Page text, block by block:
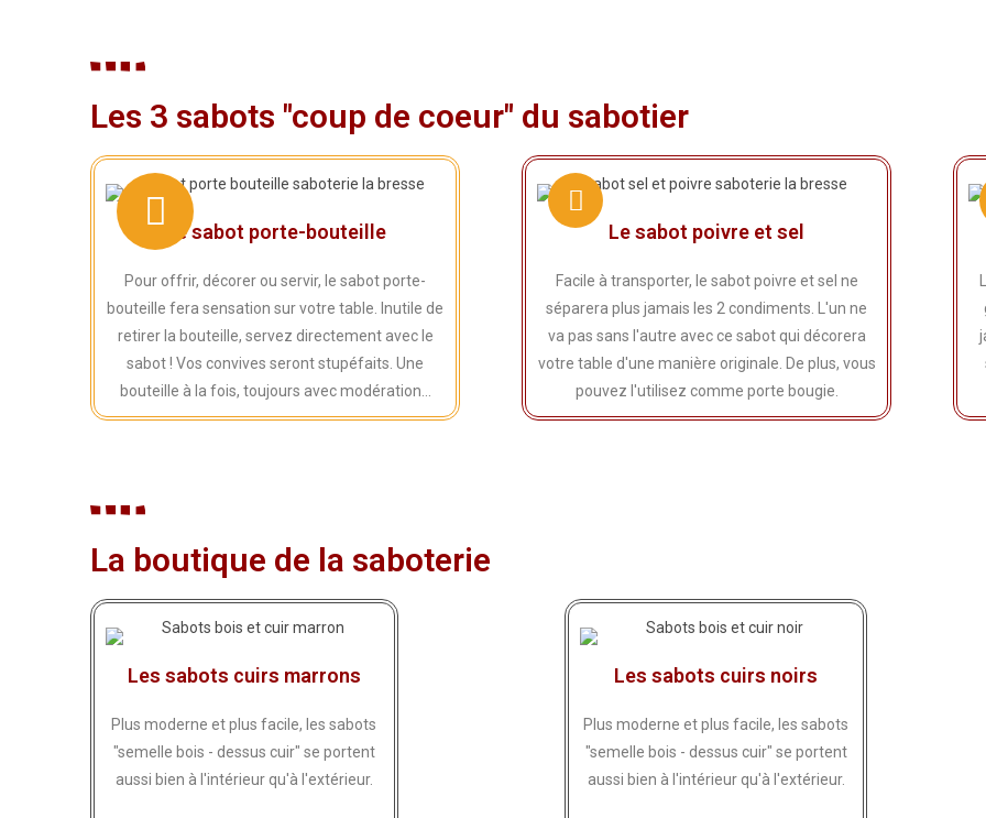
Les 3 sabots "coup de coeur" du sabotier
Le sabot porte-bouteille
Pour offrir, décorer ou servir, le sabot porte-
bouteille fera sensation sur votre table. Inutile de
retirer la bouteille, servez directement avec le
sabot ! Vos convives seront stupéfaits. Une
bouteille à la fois, toujours avec modération...
Le sabot poivre et sel
Facile à transporter, le sabot poivre et sel ne
séparera plus jamais les 2 condiments. L'un ne
va pas sans l'autre avec ce sabot qui décorera
votre table d'une manière originale. De plus, vous
pouvez l'utilisez comme porte bougie.
La boutique de la saboterie
Les sabots cuirs marrons
Plus moderne et plus facile, les sabots
"semelle bois - dessus cuir" se portent
aussi bien à l'intérieur qu'à l'extérieur.
Les sabots cuirs noirs
Plus moderne et plus facile, les sabots
"semelle bois - dessus cuir" se portent
aussi bien à l'intérieur qu'à l'extérieur.